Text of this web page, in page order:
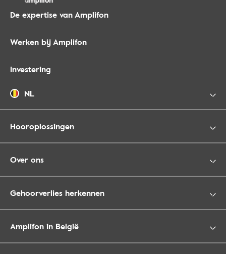
De expertise van Amplifon
Werken bij Amplifon
Investering
NL
Hooroplossingen
Over ons
Gehoorverlies herkennen
Amplifon in België